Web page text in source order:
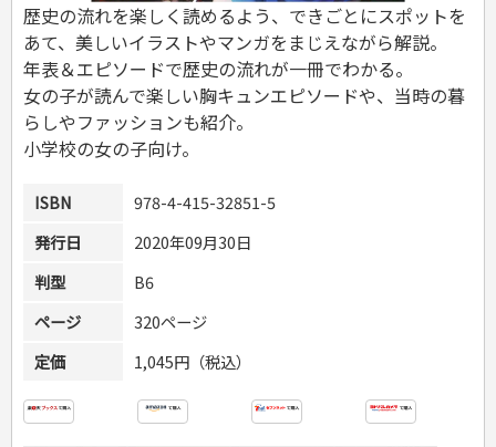
歴史の流れを楽しく読めるよう、できごとにスポットを
あて、美しいイラストやマンガをまじえながら解説。
年表＆エピソードで歴史の流れが一冊でわかる。
女の子が読んで楽しい胸キュンエピソードや、当時の暮
らしやファッションも紹介。
小学校の女の子向け。
ISBN
978-4-415-32851-5
発行日
2020年09月30日
判型
B6
ページ
320ページ
定価
1,045円（税込）